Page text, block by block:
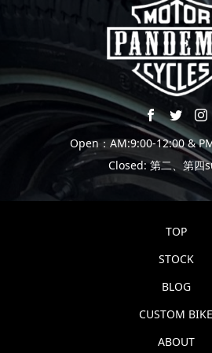
Open：AM:9:00-12:00 &
Closed: 第二、第四
TOP
STOCK
BLOG
CUSTOM BIKE
ABOUT